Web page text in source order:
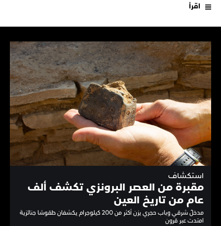
اقرأ
استكشاف
مقبرة من العصر البرونزي تكشف ألف
عام من تاريخ العين
مدخلٌ شرقي وباب حجري يزن أكثر من 200 كيلوجرام يكشفان طقوسًا جنائزية
امتدت عبر قرون